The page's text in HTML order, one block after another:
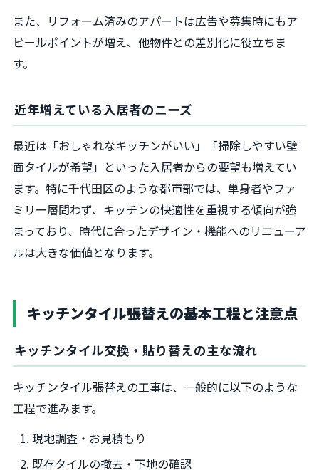
また、リフォーム済みのアパートは広告や募集時にもア
ピールポイントが増え、他物件との差別化に役立ちま
す。
近年増えている入居者のニーズ
最近は「おしゃれなキッチンがいい」「掃除しやすい壁
面タイルが希望」といった入居者からの要望も増えてい
ます。特に千代田区のような都市部では、単身者やファ
ミリー層問わず、キッチンの快適性を重視する傾向が強
まっており、時代に合ったデザイン・機能へのリニューア
ルは大きな価値となります。
キッチンタイル張替えの基本工程と注意点
キッチンタイル交換・貼り替えの主な流れ
キッチンタイル張替えの工事は、一般的に以下のような
工程で進みます。
現地調査・お見積もり
既存タイルの撤去・下地の確認